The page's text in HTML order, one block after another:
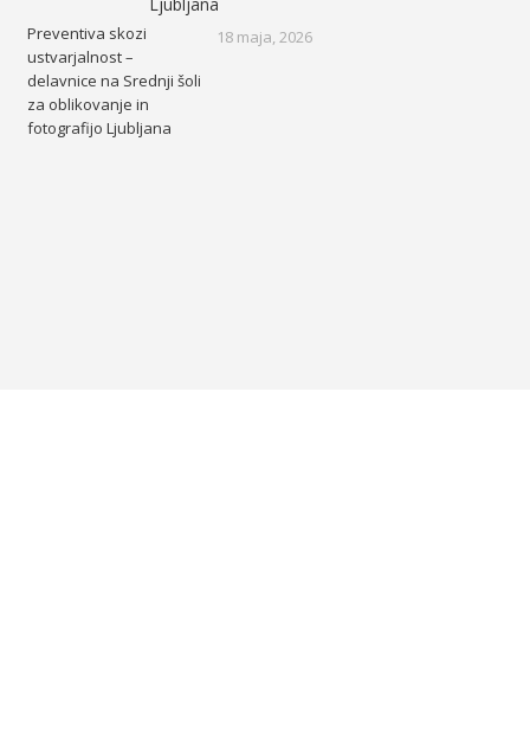
Preventiva skozi
ustvarjalnost –
delavnice na Srednji šoli
za oblikovanje in
fotografijo Ljubljana
18 maja, 2026